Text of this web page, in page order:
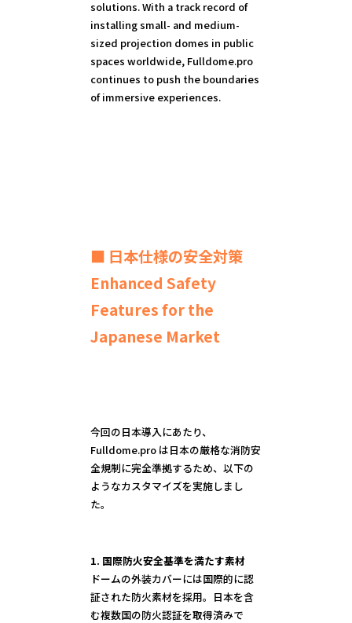
solutions. With a track record of
installing small- and medium-
sized projection domes in public
spaces worldwide, Fulldome.pro
continues to push the boundaries
of immersive experiences.
■ 日本仕様の安全対策
Enhanced Safety
Features for the
Japanese Market
今回の日本導入にあたり、
Fulldome.pro は日本の厳格な消防安
全規制に完全準拠するため、以下の
ようなカスタマイズを実施しまし
た。
1. 国際防火安全基準を満たす素材
ドームの外装カバーには国際的に認
証された防火素材を採用。日本を含
む複数国の防火認証を取得済みで